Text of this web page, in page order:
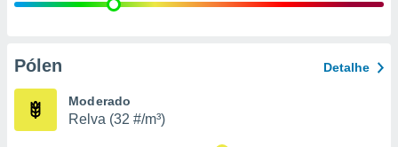
Pólen Detalhe
Moderado
Relva (32 #/m³)